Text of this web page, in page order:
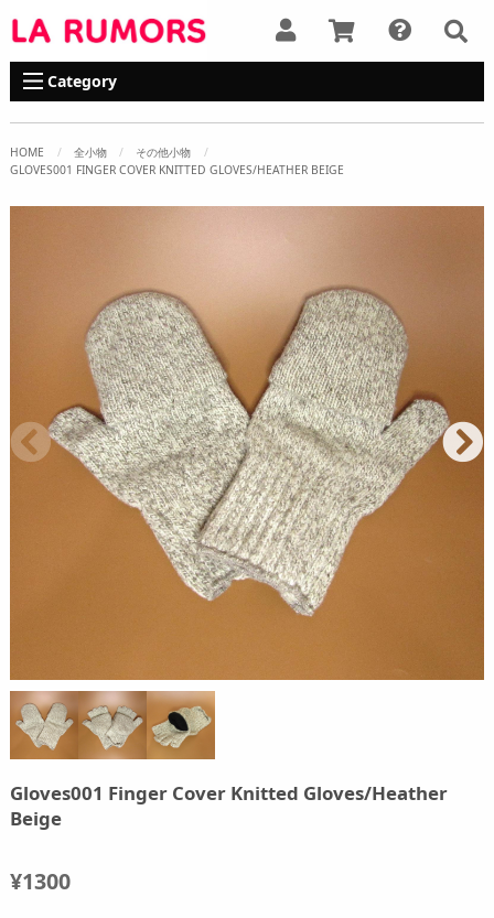
Category
HOME 全小物
その他小物
GLOVES001 FINGER COVER KNITTED GLOVES/HEATHER BEIGE
Gloves001 Finger Cover Knitted Gloves/Heather
Beige
¥1300